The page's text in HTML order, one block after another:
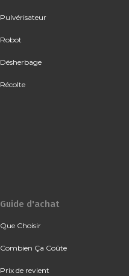
Pulvérisateur
Robot
Désherbage
Récolte
Guide d'achat
Que Choisir
Combien Ça Coûte
Prix de revient